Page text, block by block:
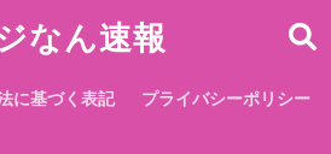
なん速報
に基づく表記 プライバシーポリシー